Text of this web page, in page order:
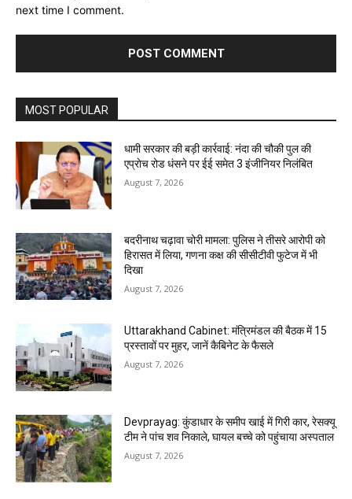
next time I comment.
MOST POPULAR
धामी सरकार की बड़ी कार्रवाई: नंदा की चौकी पुल की
एप्राेच रोड धंसने पर ईई समेत 3 इंजीनियर निलंबित
August 7, 2026
बदरीनाथ चढ़ावा चोरी मामला: पुलिस ने तीसरे आरोपी को
हिरासत में लिया, गणना कक्ष की सीसीटीवी फुटेज में भी
दिखा
August 7, 2026
Uttarakhand Cabinet: मंत्रिमंडल की बैठक में 15
प्रस्तावों पर मुहर, जानें कैबिनेट के फैसले
August 7, 2026
Devprayag: कुंडाधार के समीप खाई में गिरी कार, रेसक्यू
टीम ने पांच शव निकाले, घायल बच्चे को पहुंचाया अस्पताल
August 7, 2026